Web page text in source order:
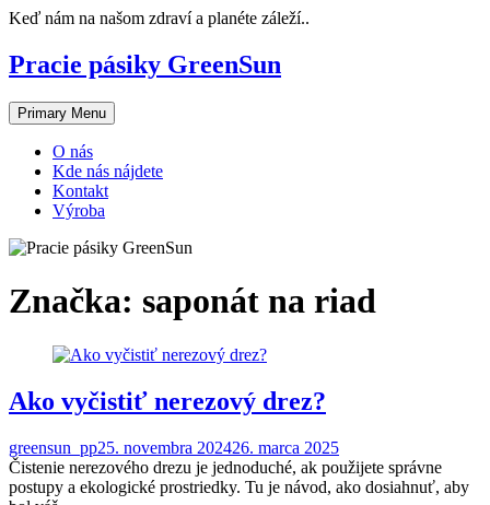
Skip
content
Keď nám na našom zdraví a planéte záleží..
Pracie pásiky GreenSun
Primary Menu
O nás
Kde nás nájdete
Kontakt
Výroba
Značka: saponát na riad
Ako vyčistiť nerezový drez?
greensun_pp25. novembra 202426. marca 2025
Čistenie nerezového drezu je jednoduché, ak použijete správne
postupy a ekologické prostriedky. Tu je návod, ako dosiahnuť, aby